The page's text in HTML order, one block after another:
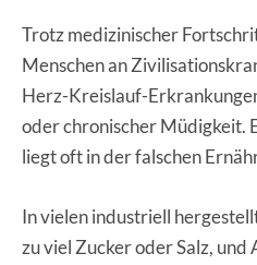
Trotz medizinischer
Menschen an
Herz-Kreislauf-
oder chronischer Müdigkeit.
liegt oft in der falschen
In vielen industriell
zu viel Zucker oder Salz, und